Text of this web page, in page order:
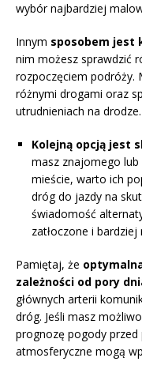
wybór najbardziej
Innym sposobem jest
nim możesz sprawdzić
rozpoczęciem podróży.
różnymi drogami oraz
utrudnieniach na drodze.
Kolejną opcją jest
masz znajomego
mieście, warto ich
dróg do jazdy na
świadomość
zatłoczone i bardziej
Pamiętaj, że
zależności od pory
głównych arterii
dróg. Jeśli masz
prognozę pogody
atmosferyczne mogą